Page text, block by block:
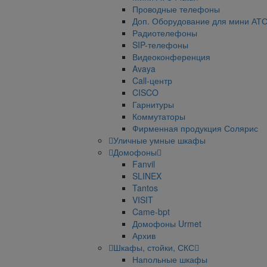
Проводные телефоны
Доп. Оборудование для мини АТС
Радиотелефоны
SIP-телефоны
Видеоконференция
Avaya
Call-центр
CISCO
Гарнитуры
Коммутаторы
Фирменная продукция Солярис
Уличные умные шкафы
Домофоны
Fanvil
SLINEX
Tantos
VISIT
Came-bpt
Домофоны Urmet
Архив
Шкафы, стойки, СКС
Напольные шкафы